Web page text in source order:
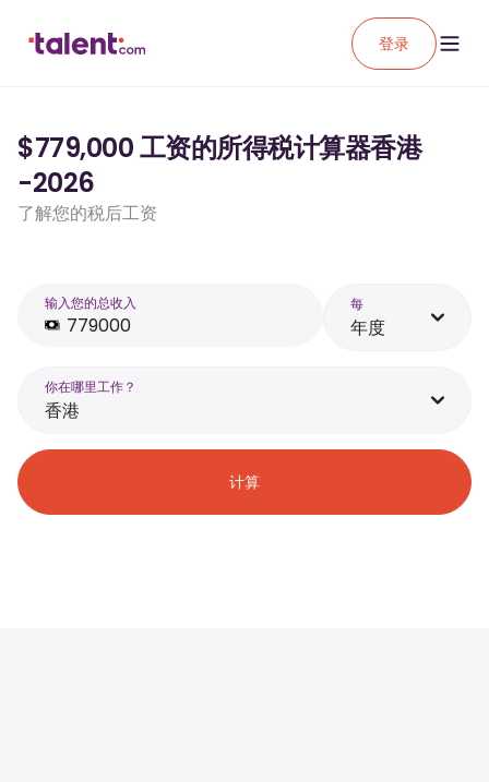
登录
$779,000 工资的所得税计算器香港
-2026
了解您的税后工资
输入您的总收入 每
年度
你在哪里工作？
香港
计算